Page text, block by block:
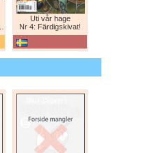
Uti vår hage
Nr 4: Färdigskivat!